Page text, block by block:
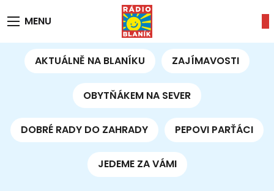
MENU
AKTUÁLNĚ NA BLANÍKU ZAJÍMAVOSTI
OBYTŇÁKEM NA SEVER
DOBRÉ RADY DO ZAHRADY PEPOVI PARŤÁCI
JEDEME ZA VÁMI